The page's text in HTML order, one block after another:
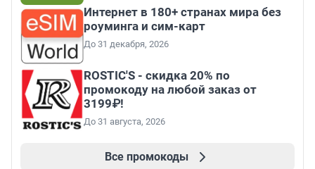
Интернет в 180+ странах мира без
роуминга и сим-карт
До 31 декабря, 2026
ROSTIC'S - скидка 20% по
промокоду на любой заказ от
3199₽!
До 31 августа, 2026
Все промокоды